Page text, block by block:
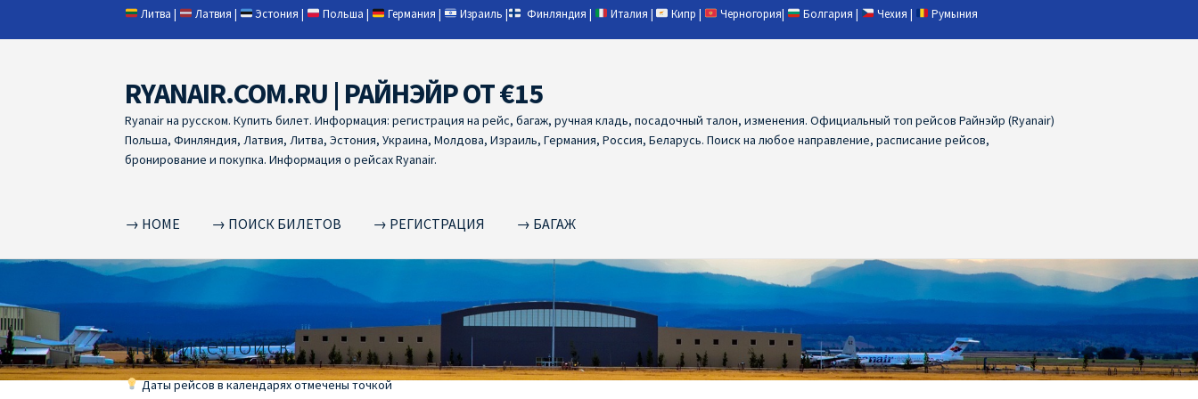
Литва | Латвия | Эстония | Польша | Германия | Израиль | Финляндия | Италия | Кипр | Черногория| Болгария | Чехия | Румыния
Skip
to
navigation
Skip
to
content
RYANAIR.COM.RU | РАЙНЭЙР ОТ €15
Ryanair на русском. Купить билет. Информация: регистрация на рейс, багаж, ручная кладь, посадочный талон, изменения. Официальный топ рейсов Райнэйр (Ryanair)
Польша, Финляндия, Латвия, Литва, Эстония, Украина, Молдова, Израиль, Германия, Россия, Беларусь. Поиск на любое направление, расписание рейсов,
бронирование и покупка. Информация о рейсах Ryanair.
→ HOME → ПОИСК БИЛЕТОВ → РЕГИСТРАЦИЯ → БАГАЖ
HomeRYANAIR | ПОИСК АВИАБИЛЕТОВ Ryanair ГерманияRyanair ГрецияRyanair дешевые авиабилеты
RYANAIR ДОБАВИТЬ БАГАЖRyanair зміниRyanair из ВаршавыRyanair из Вильнюса Ryanair из КаунасаRyanair из ЛаппеенрантыRyanair из Лондона
RYANAIR ИЗ РИГИRyanair из СтокгольмаRYANAIR ИЗ ТАЛЛИНАRyanair из ТампереRYANAIR ИЗ ЧЕХИИ | ПРАГА, ОСТРАВА, ПАРДУБИЦЕ, БРНО
Начните поиск
Даты рейсов в календарях отмечены точкой